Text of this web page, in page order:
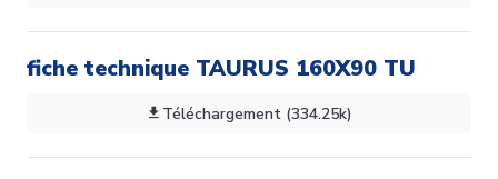
fiche technique TAURUS 160X90 TU
Téléchargement (334.25k)